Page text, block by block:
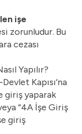
işe
zorunludur. Bu
cezası
Yapılır?
Kapısı’na
giriş yaparak
“4A İşe Giriş
giriş